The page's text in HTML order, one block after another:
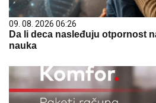
09. 08. 2026 06:26
Da li deca nasleđuju otpornost
nauka